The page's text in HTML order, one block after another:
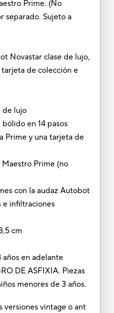
Prime. (No
separado. Sujeto a
Novastar clase de lujo,
de colección e
de lujo
en 14 pasos
Prime y una tarjeta de
Prime (no
con la audaz Autobot
e infiltraciones
cm
años en adelante
DE ASFIXIA. Piezas
menores de 3 años.
versiones vintage o ant